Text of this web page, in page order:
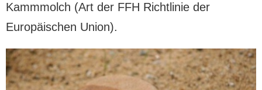
Kammmolch (Art der FFH Richtlinie der
Europäischen Union).